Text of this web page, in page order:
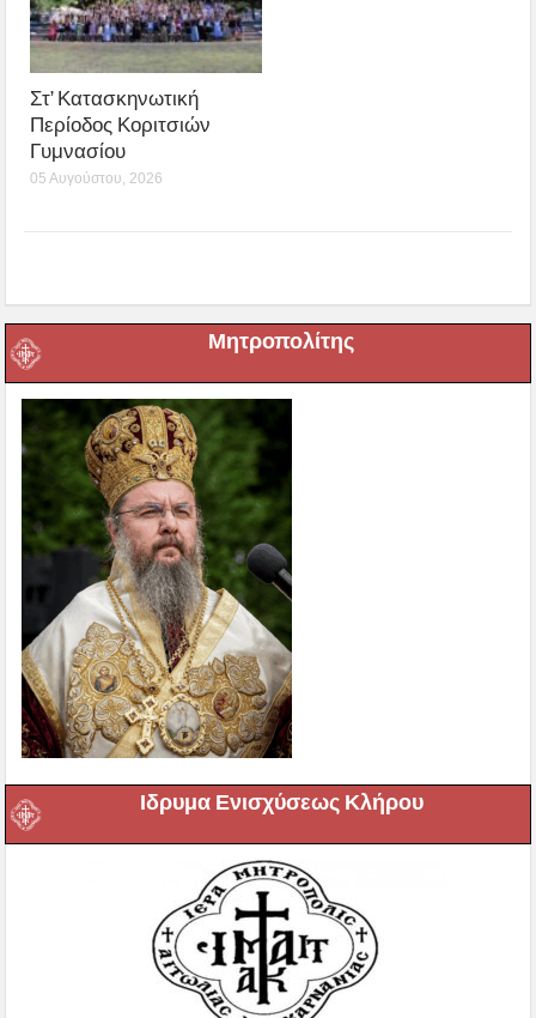
Στ’ Κατασκηνωτική
Περίοδος Κοριτσιών
Γυμνασίου
05 Αυγούστου, 2026
Μητροπολίτης
Ιδρυμα Ενισχύσεως Κλήρου